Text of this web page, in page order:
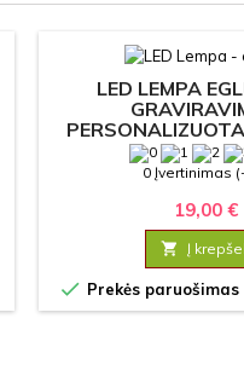
LED LEMPA
0 Įvertinimas
19,00 €
 Į
 Prekės